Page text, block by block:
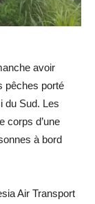
avoir
pêches porté
du Sud. Les
corps d’une
à bord
Air Transport